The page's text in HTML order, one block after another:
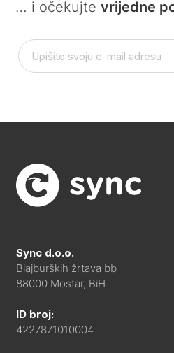
… i očekujte vrijedne
Sync d.o.o.
Blajburških žrtava bb
88000 Mostar, BiH
ID broj:
4227871010004